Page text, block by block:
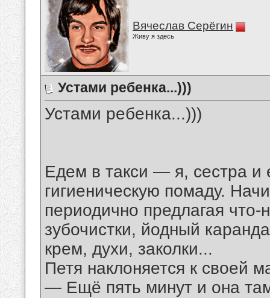
Вячеслав Серёгин
Живу я здесь
Устами ребенка...)))
Устами ребенка...)))
Едем в такси — я, сестра и
гигиеническую помаду.
периодично предлагая что-
зубочистки, йодный
крем, духи, заколки...
Петя наклоняется к своей
— Ещё пять минут и она